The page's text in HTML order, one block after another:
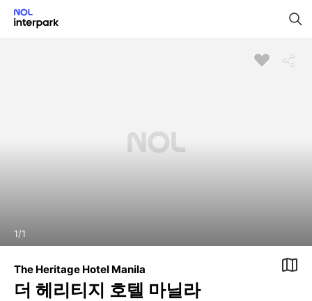
1/1
The Heritage Hotel Manila
더 헤리티지 호텔 마닐라